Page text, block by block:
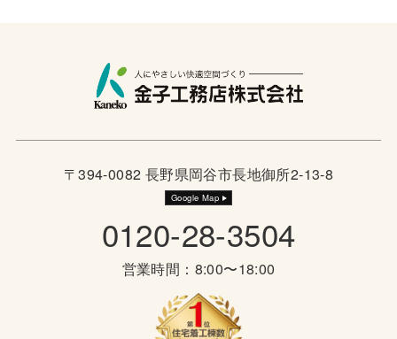
〒394-0082 長野県岡谷市長地御所2-13-8
Google Map
0120-28-3504
営業時間：8:00〜18:00